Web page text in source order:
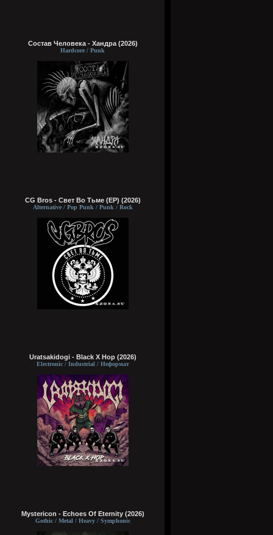
Состав Человека - Хандра (2026)
Hardcore / Punk
CG Bros - Свет Во Тьме (EP) (2026)
Alternative / Pop Punk / Punk / Rock
Uratsakidogi - Black X Hop (2026)
Electronic / Industrial / Неформат
Mystericon - Echoes Of Eternity (2026)
Gothic / Metal / Heavy / Symphonic